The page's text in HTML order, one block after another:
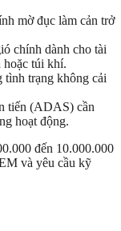
mờ đục làm cản trở
chính dành cho tài
hoặc túi khí.
tình trạng không cải
tiến (ADAS) cần
hoạt động.
đến 10.000.000
và yêu cầu kỹ